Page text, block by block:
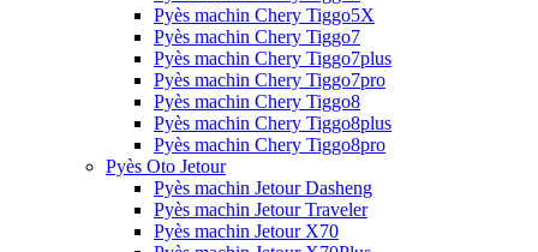
Pyès machin Chery Tiggo5X
Pyès machin Chery Tiggo7
Pyès machin Chery Tiggo7plus
Pyès machin Chery Tiggo7pro
Pyès machin Chery Tiggo8
Pyès machin Chery Tiggo8plus
Pyès machin Chery Tiggo8pro
Pyès Oto Jetour
Pyès machin Jetour Dasheng
Pyès machin Jetour Traveler
Pyès machin Jetour X70